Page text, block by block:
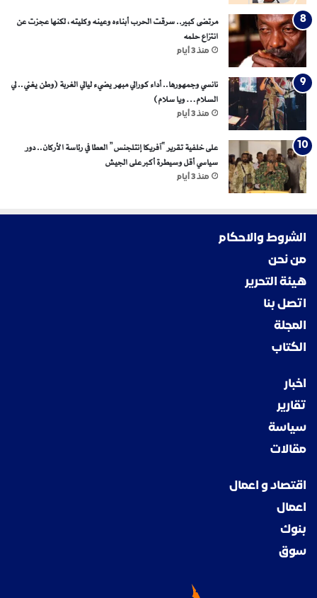
مرتضى كبير.. سرقت الحرب أبناءه وعينه وكليته، لكنها عجزت عن
انتزاع حلمه
منذ 3 أيام
نانسي وجمهورها.. أداء كورالي مبهر يضيء ليالي الغربة (وطن يغني.. لي
السلام… ويا سلام)
منذ 3 أيام
على خلفية تقرير “آفريكا إنتلجنس” العطا في رئاسة الأركان.. دور
سياسي أقل وسيطرة أكبر على الجيش
منذ 3 أيام
الشروط والاحكام
من نحن
هيئة التحرير
اتصل بنا
المجلة
الكتاب
اخبار
تقارير
سياسة
مقالات
اقتصاد و اعمال
اعمال
بنوك
سوق